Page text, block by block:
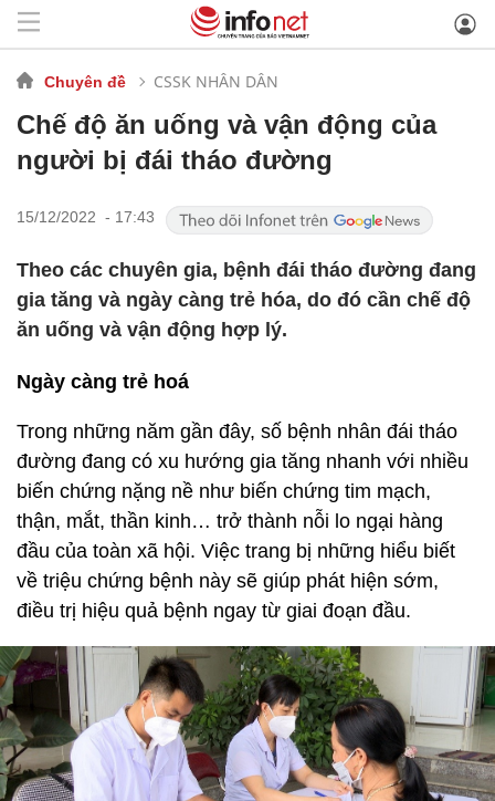
Chuyên đề CSSK NHÂN DÂN
Chế độ ăn uống và vận động của
người bị đái tháo đường
15/12/2022 - 17:43
Theo các chuyên gia, bệnh đái tháo đường đang
gia tăng và ngày càng trẻ hóa, do đó cần chế độ
ăn uống và vận động hợp lý.
Ngày càng trẻ hoá
Trong những năm gần đây, số bệnh nhân đái tháo
đường đang có xu hướng gia tăng nhanh với nhiều
biến chứng nặng nề như biến chứng tim mạch,
thận, mắt, thần kinh… trở thành nỗi lo ngại hàng
đầu của toàn xã hội. Việc trang bị những hiểu biết
về triệu chứng bệnh này sẽ giúp phát hiện sớm,
điều trị hiệu quả bệnh ngay từ giai đoạn đầu.